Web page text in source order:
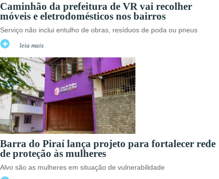
Caminhão da prefeitura de VR vai recolher
móveis e eletrodomésticos nos bairros
Serviço não inclui entulho de obras, resíduos de poda ou pneus
leia mais
Barra do Piraí lança projeto para fortalecer rede
de proteção às mulheres
Alvo são as mulheres em situação de vulnerabilidade